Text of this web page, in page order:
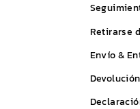
Retirarse
Envío &